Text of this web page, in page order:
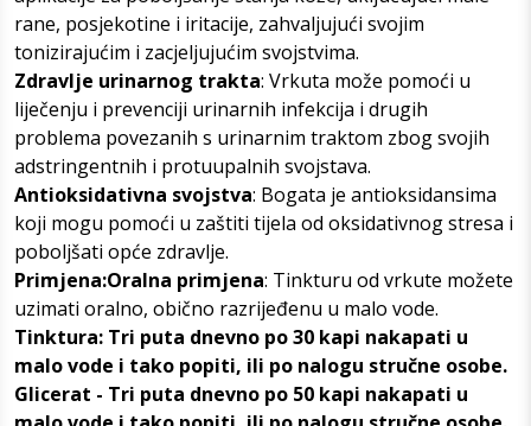
rane, posjekotine i iritacije, zahvaljujući svojim
tonizirajućim i zacjeljujućim svojstvima.
Zdravlje urinarnog trakta: Vrkuta može pomoći u
liječenju i prevenciji urinarnih infekcija i drugih
problema povezanih s urinarnim traktom zbog svojih
adstringentnih i protuupalnih svojstava.
Antioksidativna svojstva: Bogata je antioksidansima
koji mogu pomoći u zaštiti tijela od oksidativnog stresa i
poboljšati opće zdravlje.
Primjena:Oralna primjena: Tinkturu od vrkute možete
uzimati oralno, obično razrijeđenu u malo vode.
Tinktura: Tri puta dnevno po 30 kapi nakapati u
malo vode i tako popiti, ili po nalogu stručne osobe.
Glicerat - Tri puta dnevno po 50 kapi nakapati u